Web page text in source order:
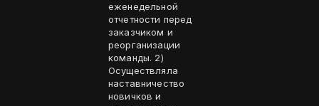
еженедельной
отчетности перед
заказчиком и
реорганизации
команды. 2)
Осуществляла
наставничество
новичков и